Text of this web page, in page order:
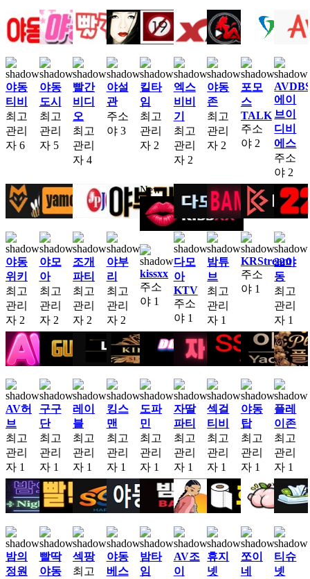
야동
티비
최고
관리
자 6
야동
도시
최고
관리
자 5
빨간
비디
오
최고
관리
자 4
야설
관
주소
야 3
킬타
임
최고
관리
자 2
엑스
비비
기
최고
관리
자 2
야동
존
최고
관리
자 2
포모
스
TALK
주소
야 2
에이
브이
디비
에스
주소
야 2
야동
위키
최고
관리
자 2
야모
아
최고
관리
자 2
조개
파티
최고
관리
자 2
야부
리
최고
관리
자 2
New
kissxx
주소
야 1
다모
아
KTV
주소
야 1
밤튜
브
최고
관리
자 1
KRStream
주소
야 1
22야
동
최고
관리
자 1
AV허
브
최고
관리
자 1
구구
단
최고
관리
자 1
레이
블
최고
관리
자 1
킹스
맨
최고
관리
자 1
도파
민
최고
관리
자 1
자딸
파티
최고
관리
자 1
섹걸
티비
최고
관리
자 1
야동
탑
최고
관리
자 1
플레
이존
최고
관리
자 1
밤의
정원
빨딱
야동
섹팡
최고
야동
베스
밤타
임
AV조
이
휴지
넷
쪼이
네
티슈
넷